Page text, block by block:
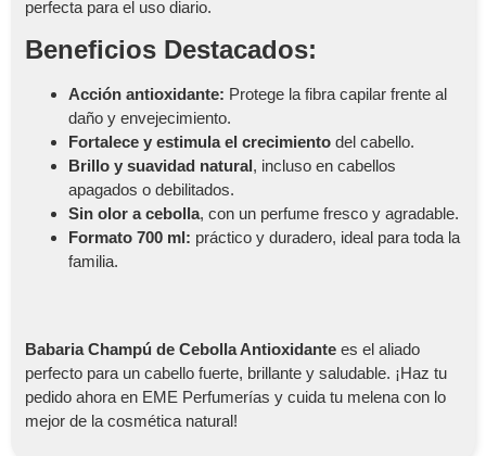
perfecta para el uso diario.
Beneficios Destacados:
Acción antioxidante: Protege la fibra capilar frente al
daño y envejecimiento.
Fortalece y estimula el crecimientodel cabello.
Brillo y suavidad natural, incluso en cabellos
apagados o debilitados.
Sin olor a cebolla, con un perfume fresco y agradable.
Formato 700 ml: práctico y duradero, ideal para toda la
familia.
Babaria Champú de Cebolla Antioxidante es el aliado
perfecto para un cabello fuerte, brillante y saludable. ¡Haz tu
pedido ahora en EME Perfumerías y cuida tu melena con lo
mejor de la cosmética natural!